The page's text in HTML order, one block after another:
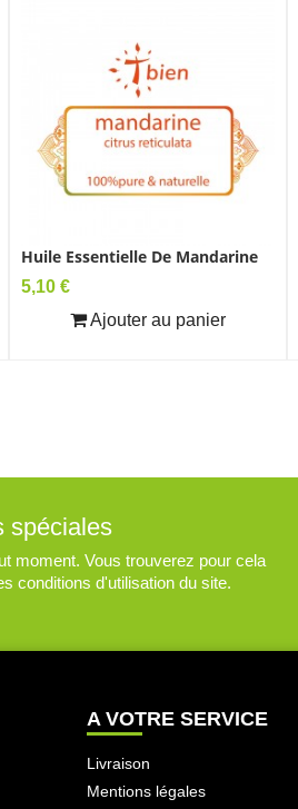
Huile Essentielle De Mandarine
Prix
5,10 €
Ajouter au panier
spéciales
moment. Vous trouverez pour cela
conditions d'utilisation du site.
A VOTRE SERVICE
Livraison
Mentions légales